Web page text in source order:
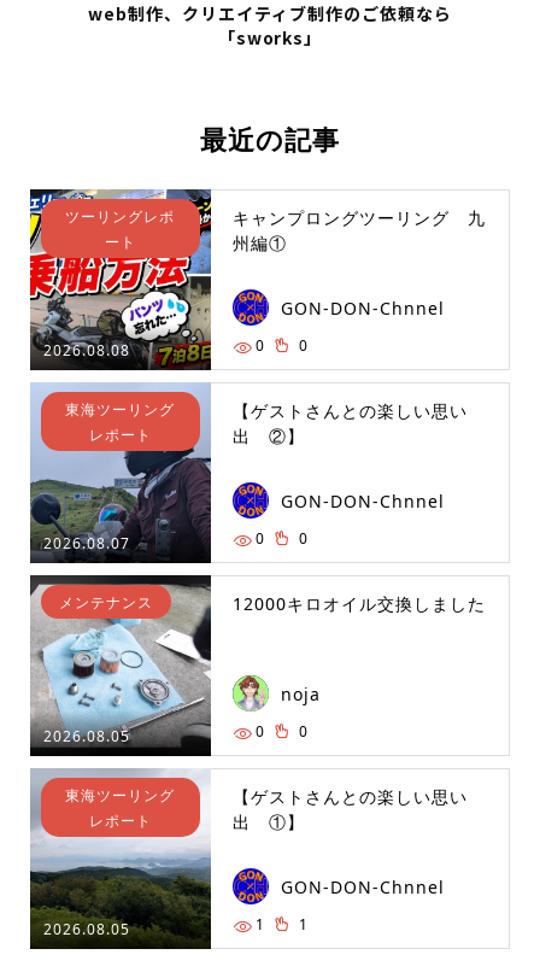
web制作、クリエイティブ制作のご依頼なら
「sworks」
最近の記事
2026.08.08
ツーリングレポ
ート
キャンプロングツーリング 九
州編①
GON-DON-Chnnel
0 0
2026.08.07
東海ツーリング
レポート
【ゲストさんとの楽しい思い
出 ②】
GON-DON-Chnnel
0 0
2026.08.05
メンテナンス 12000キロオイル交換しました
noja
0 0
2026.08.05
東海ツーリング
レポート
【ゲストさんとの楽しい思い
出 ①】
GON-DON-Chnnel
1 1